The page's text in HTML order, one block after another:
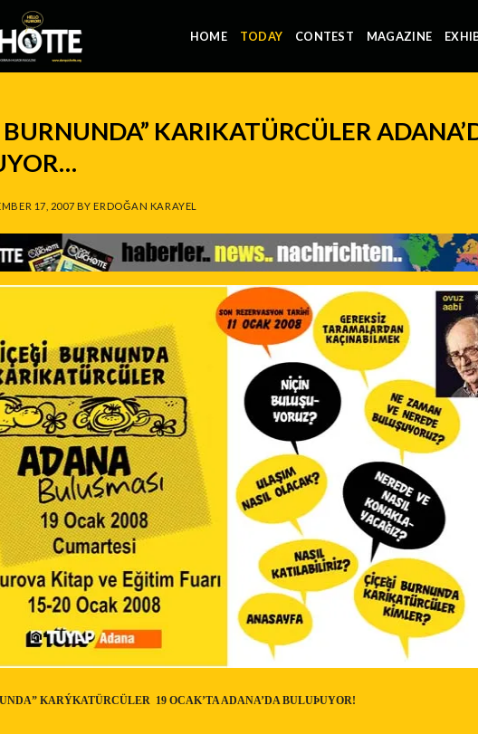
HOME TODAY CONTEST MAGAZINE
BURNUNDA” KARIKATÜRCÜLER
17, 2007 BYERDOĞAN KARAYEL
KARÝKATÜRCÜLER 19 OCAK’TA ADANA’DA BULUÞUYOR!